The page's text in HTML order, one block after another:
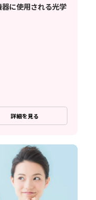
器に使用される光学
詳細を見る